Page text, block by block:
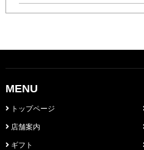
MENU
トップページ
店舗案内
ギフト